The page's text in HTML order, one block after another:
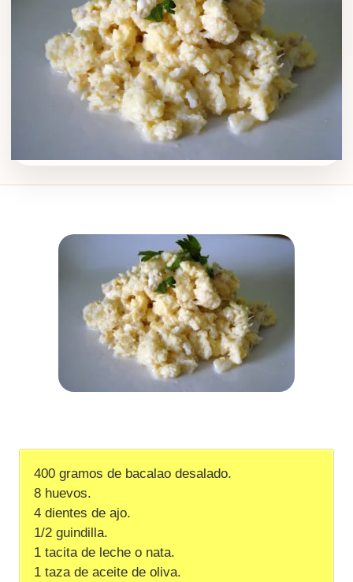
400 gramos de bacalao desalado.
8 huevos.
4 dientes de ajo.
1/2 guindilla.
1 tacita de leche o nata.
1 taza de aceite de oliva.